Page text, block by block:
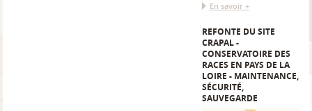
En savoir +
REFONTE DU SITE
CRAPAL -
CONSERVATOIRE DES
RACES EN PAYS DE LA
LOIRE - MAINTENANCE,
SÉCURITÉ,
SAUVEGARDE